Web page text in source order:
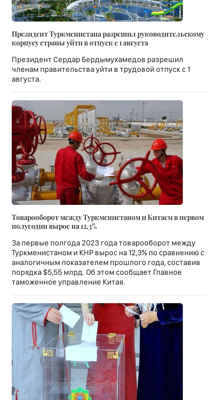
Президент Туркменистана разрешил руководительскому
корпусу страны уйти в отпуск с 1 августа
Президент Сердар Бердымухамедов разрешил
членам правительства уйти в трудовой отпуск с 1
августа.
Товарооборот между Туркменистаном и Китаем в первом
полугодии вырос на 12,3%
За первые полгода 2023 года товарооборот между
Туркменистаном и КНР вырос на 12,3% по сравнению с
аналогичным показателем прошлого года, составив
порядка $5,55 млрд. Об этом сообщает Главное
таможенное управление Китая.